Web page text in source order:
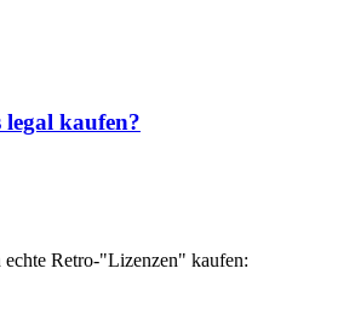
kaufen?
echte Retro-"Lizenzen" kaufen: